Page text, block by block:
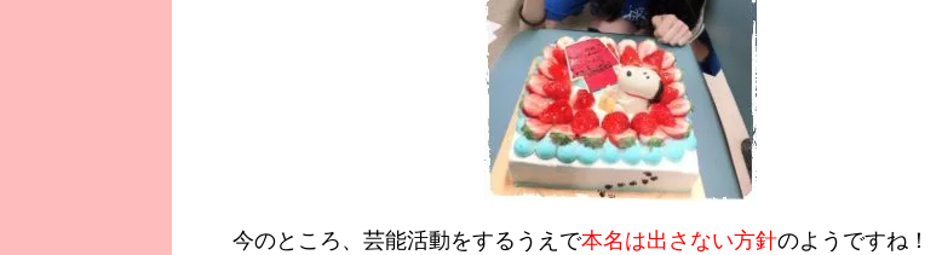
今のところ、芸能活動をするうえで本名は出さない方針のようですね！